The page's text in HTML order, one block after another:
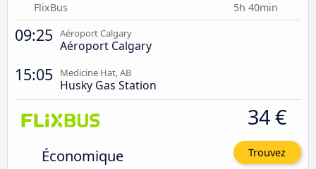
FlixBus 5h 40min
09:25 Aéroport Calgary
Aéroport Calgary
15:05 Medicine Hat, AB
Husky Gas Station
Économique
34 €
Trouvez